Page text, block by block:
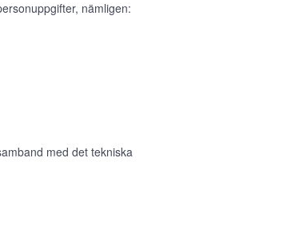
nämligen:
med det tekniska